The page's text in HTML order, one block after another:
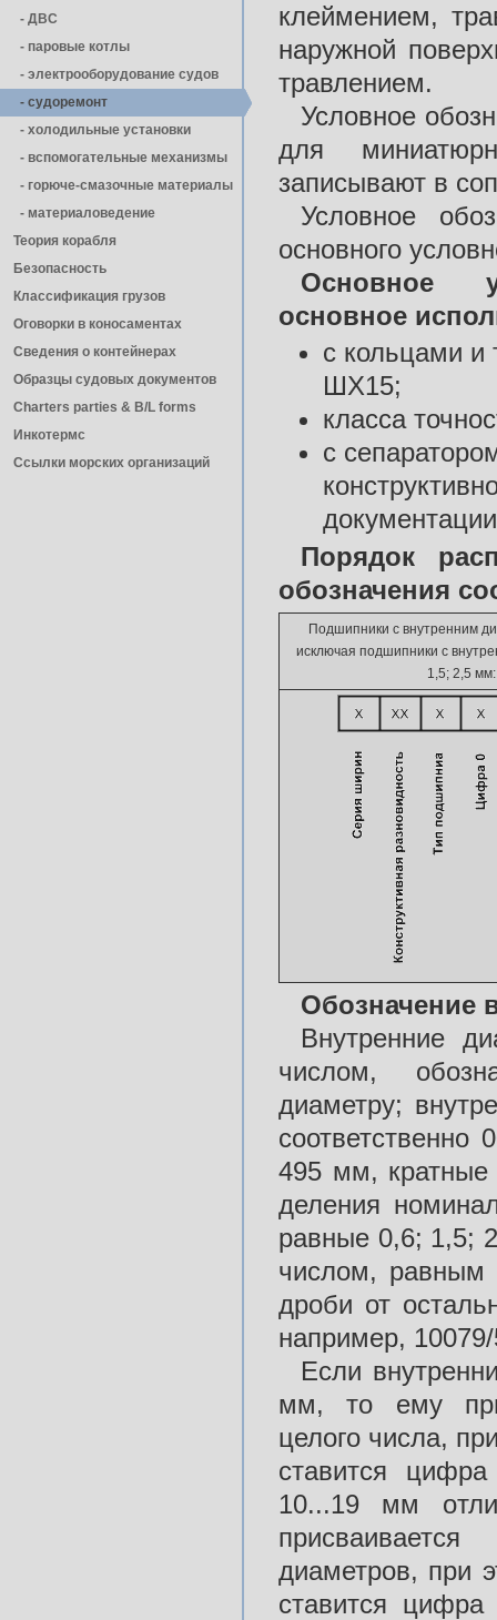
- ДВС
- паровые котлы
- электрооборудование судов
- cудоремонт
- холодильные установки
- вспомогательные механизмы
- горюче-смазочные материалы
- материаловедение
Теория корабля
Безопасность
Классификация грузов
Оговорки в коносаментах
Сведения о контейнерах
Образцы судовых документов
Charters parties & B/L forms
Инкотермс
Ссылки морских организаций
клеймением,
наружной
травлением.
Условное
для
записывают в
Условное
основного
Основное
основное
с кольцами и
ШХ15;
класса
с
Порядок
обозначения
Подшипники с внутренним
исключая подшипники с
1,5; 2,5 мм:
Обозначение
Внутренние
числом,
диаметру;
495 мм,
деления
равные 0,6; 1,5;
числом, равным
дроби от
например,
Если
мм, то ему
целого числа,
ставится
10...19 мм
диаметров, при
ставится